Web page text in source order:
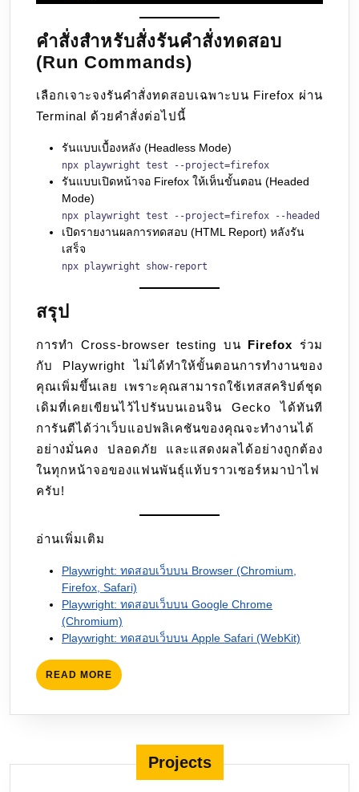
คำสั่งสำหรับสั่งรันคำสั่งทดสอบ
(Run Commands)
เลือกเจาะจงรันคำสั่งทดสอบเฉพาะบน Firefox ผ่าน
Terminal ด้วยคำสั่งต่อไปนี้
รันแบบเบื้องหลัง (Headless Mode)
npx playwright test --project=firefox
รันแบบเปิดหน้าจอ Firefox ให้เห็นขั้นตอน (Headed
Mode)
npx playwright test --project=firefox --headed
เปิดรายงานผลการทดสอบ (HTML Report) หลังรัน
เสร็จ
npx playwright show-report
สรุป
การทำ Cross-browser testing บน Firefox ร่วม
กับ Playwright ไม่ได้ทำให้ขั้นตอนการทำงานของ
คุณเพิ่มขึ้นเลย เพราะคุณสามารถใช้เทสสคริปต์ชุด
เดิมที่เคยเขียนไว้ไปรันบนเอนจิน Gecko ได้ทันที
การันตีได้ว่าเว็บแอปพลิเคชันของคุณจะทำงานได้
อย่างมั่นคง ปลอดภัย และแสดงผลได้อย่างถูกต้อง
ในทุกหน้าจอของแฟนพันธุ์แท้บราวเซอร์หมาป่าไฟ
ครับ!
อ่านเพิ่มเติม
Playwright: ทดสอบเว็บบน Browser (Chromium,
Firefox, Safari)
Playwright: ทดสอบเว็บบน Google Chrome
(Chromium)
Playwright: ทดสอบเว็บบน Apple Safari (WebKit)
READ MORE READ
MORE
Projects